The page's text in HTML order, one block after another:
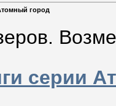
город
серии